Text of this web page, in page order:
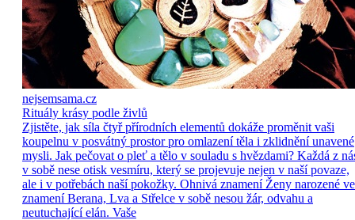
nejsemsama.cz
Rituály krásy podle živlů
Zjistěte, jak síla čtyř přírodních elementů dokáže proměnit vaši
koupelnu v posvátný prostor pro omlazení těla i zklidnění unavené
mysli. Jak pečovat o pleť a tělo v souladu s hvězdami? Každá z
v sobě nese otisk vesmíru, který se projevuje nejen v naší povaze,
ale i v potřebách naší pokožky. Ohnivá znamení Ženy narozené ve
znamení Berana, Lva a Střelce v sobě nesou žár, odvahu a
neutuchající elán. Vaše